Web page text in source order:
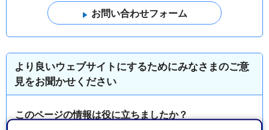
より良いウェブサイトにするためにみなさまのご意
見をお聞かせください
このページの情報は役に立ちましたか？